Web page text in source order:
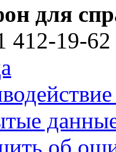
для
412-19-62
об